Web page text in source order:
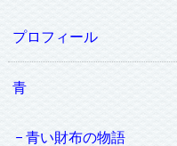
プロフィール
青
青い財布の物語